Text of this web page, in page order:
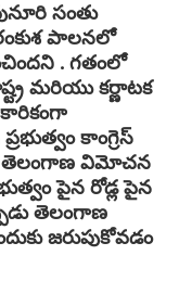
సంతు
పాలనలో
. గతంలో
మరియు కర్ణాటక
కాంగ్రెస్
తెలంగాణ విమోచన
పైన రోడ్ల పైన
తెలంగాణ
జరుపుకోవడం